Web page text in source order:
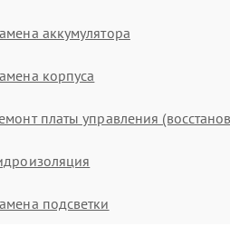
аккумулятора
корпуса
платы управления
подсветки